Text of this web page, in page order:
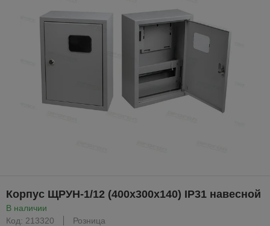
Корпус ЩРУН-1/12 (400х300х140) IP31 навесной
В наличии
Код: 213320
Розница